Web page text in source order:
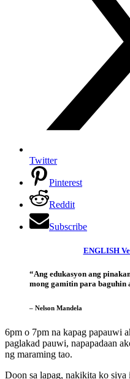
Twitter
Pinterest
Reddit
Subscribe
ENGLISH
“Ang edukasyon ang
mong gamitin para baguhin
– Nelson Mandela
6pm o 7pm na kapag papauwi
paglakad pauwi, napapadaan
ng maraming tao.
Doon sa lapag, nakikita ko siya